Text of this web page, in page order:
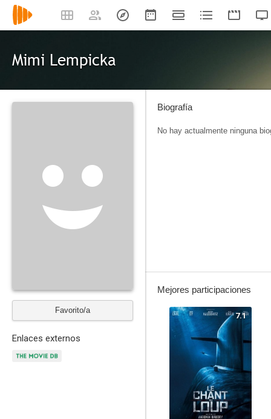
Mimi Lempicka
Favorito/a
Enlaces externos
Biografía
No hay actualmente ninguna
Mejores participaciones
7.1